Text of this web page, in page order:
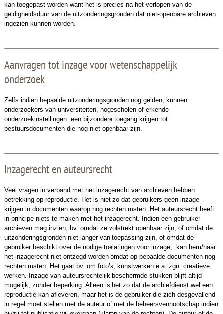
kan toegepast worden want het is precies na het verlopen van de
geldigheidsduur van de uitzonderingsgronden dat niet-openbare archieven
ingezien kunnen worden.
Aanvragen tot inzage voor wetenschappelijk
onderzoek
Zelfs indien bepaalde uitzonderingsgronden nog gelden, kunnen
onderzoekers van universiteiten, hogescholen of erkende
onderzoekinstellingen een bijzondere toegang krijgen tot
bestuursdocumenten die nog niet openbaar zijn.
Inzagerecht en auteursrecht
Veel vragen in verband met het inzagerecht van archieven hebben
betrekking op reproductie. Het is niet zo dat gebruikers geen inzage
krijgen in documenten waarop nog rechten rusten. Het auteursrecht heeft
in principe niets te maken met het inzagerecht. Indien een gebruiker
archieven mag inzien, bv. omdat ze volstrekt openbaar zijn, of omdat de
uitzonderingsgronden niet langer van toepassing zijn, of omdat de
gebruiker beschikt over de nodige toelatingen voor inzage, kan hem/haar
het inzagerecht niet ontzegd worden omdat op bepaalde documenten nog
rechten rusten. Het gaat bv. om foto’s, kunstwerken e.a. zgn. creatieve
werken. Inzage van auteursrechtelijk beschermde stukken blijft altijd
mogelijk, zonder beperking. Alleen is het zo dat de archiefdienst wel een
reproductie kan afleveren, maar het is de gebruiker die zich desgevallend
in regel moet stellen met de auteur of met de beheersvennootschap indien